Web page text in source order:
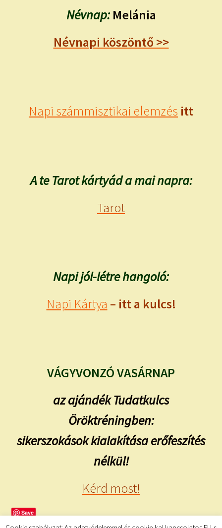
Névnap:Melánia
Névnapi köszöntő >>
Napi számmisztikai elemzés itt
A te Tarot kártyád a mai napra:
Tarot
Napi jól-létre hangoló:
Napi Kártya – itt a kulcs!
VÁGYVONZÓ VASÁRNAP
az ajándék Tudatkulcs
Öröktréningben:
sikerszokások kialakítása erőfeszítés
nélkül!
Kérd most!
Save